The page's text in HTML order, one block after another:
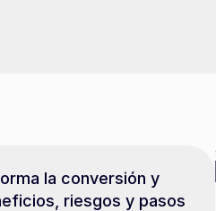
la conversión y
riesgos y pasos